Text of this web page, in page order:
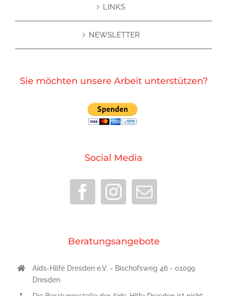
LINKS
NEWSLETTER
Sie möchten unsere Arbeit unterstützen?
Social Media
Beratungsangebote
Aids-Hilfe Dresden e.V. - Bischofsweg 46 - 01099
Dresden